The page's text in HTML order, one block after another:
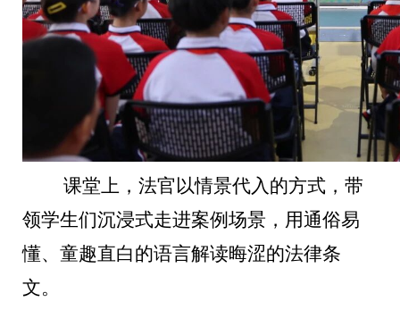
课堂上，法官以情景代入的方式，带
领学生们沉浸式走进案例场景，用通俗易
懂、童趣直白的语言解读晦涩的法律条
文。